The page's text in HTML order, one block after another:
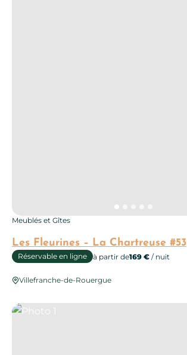
Les Fleurines – La Chartreuse #53
Meublés et Gîtes
Réservable en ligne à partir de169 € / nuit
Villefranche-de-Rouergue
Photo 1